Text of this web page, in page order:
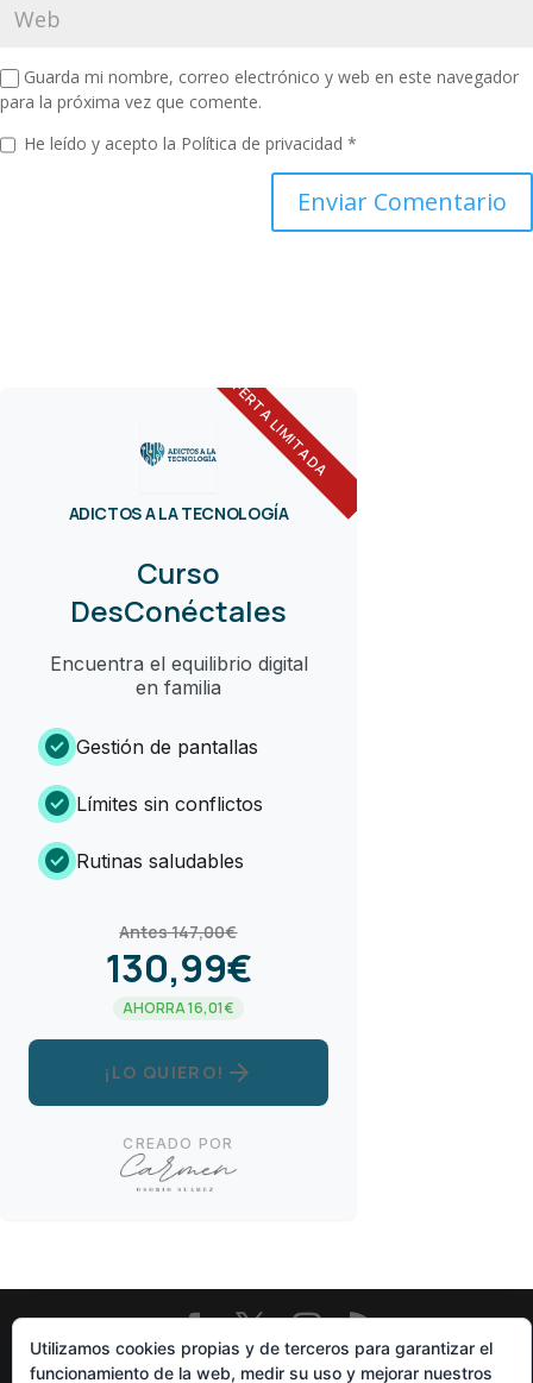
Guarda mi nombre, correo electrónico y web en este navegador
para la próxima vez que comente.
He leído y acepto la Política de privacidad *
OFERTA LIMITADA
ADICTOS A LA TECNOLOGÍA
Curso
DesConéctales
Encuentra el equilibrio digital
en familia
check_circle Gestión de pantallas
check_circle Límites sin conflictos
check_circle Rutinas saludables
Antes 147,00€
130,99€
AHORRA 16,01€
¡LO QUIERO! arrow_forward
CREADO POR
Diseñado PorElegant Themes| Funciona ConWordPress
Utilizamos cookies propias y de terceros para garantizar el
funcionamiento de la web, medir su uso y mejorar nuestros